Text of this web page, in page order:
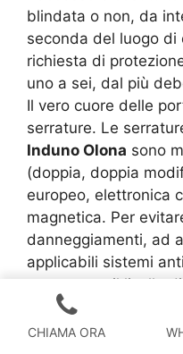
blindata o non, da
seconda del luogo di
richiesta di
uno a sei, dal più
Il vero cuore delle
serrature. Le
Induno Olona sono
(doppia, doppia
europeo, elettronica
magnetica. Per
danneggiamenti, ad
applicabili sistemi
aumentano il livello
Se ti interessa un
difenda dai ladri
CHIAMA ORA